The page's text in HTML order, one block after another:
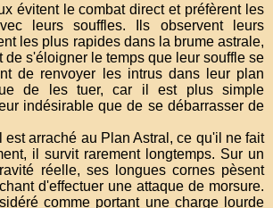
évitent le combat direct et préfèrent les
leurs souffles. Ils observent leurs
les plus rapides dans la brume astrale,
de s'éloigner le temps que leur souffle se
de renvoyer les intrus dans leur plan
de les tuer, car il est plus simple
indésirable que de se débarrasser de
est arraché au Plan Astral, ce qu'il ne fait
il survit rarement longtemps. Sur un
réelle, ses longues cornes pèsent
d'effectuer une attaque de morsure.
comme portant une charge lourde